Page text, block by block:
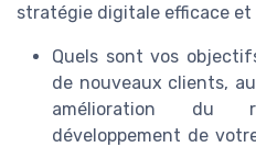
stratégie digitale efficace et
Quels sont vos
de nouveaux clients,
amélioration du
développement de